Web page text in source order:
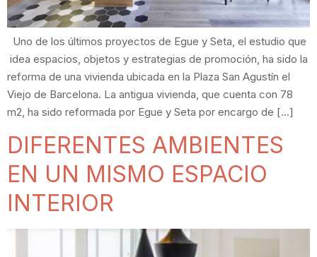
Uno de los últimos proyectos de Egue y Seta, el estudio que
idea espacios, objetos y estrategias de promoción, ha sido la
reforma de una vivienda ubicada en la Plaza San Agustín el
Viejo de Barcelona. La antigua vivienda, que cuenta con 78
m2, ha sido reformada por Egue y Seta por encargo de […]
DIFERENTES AMBIENTES
EN UN MISMO ESPACIO
INTERIOR